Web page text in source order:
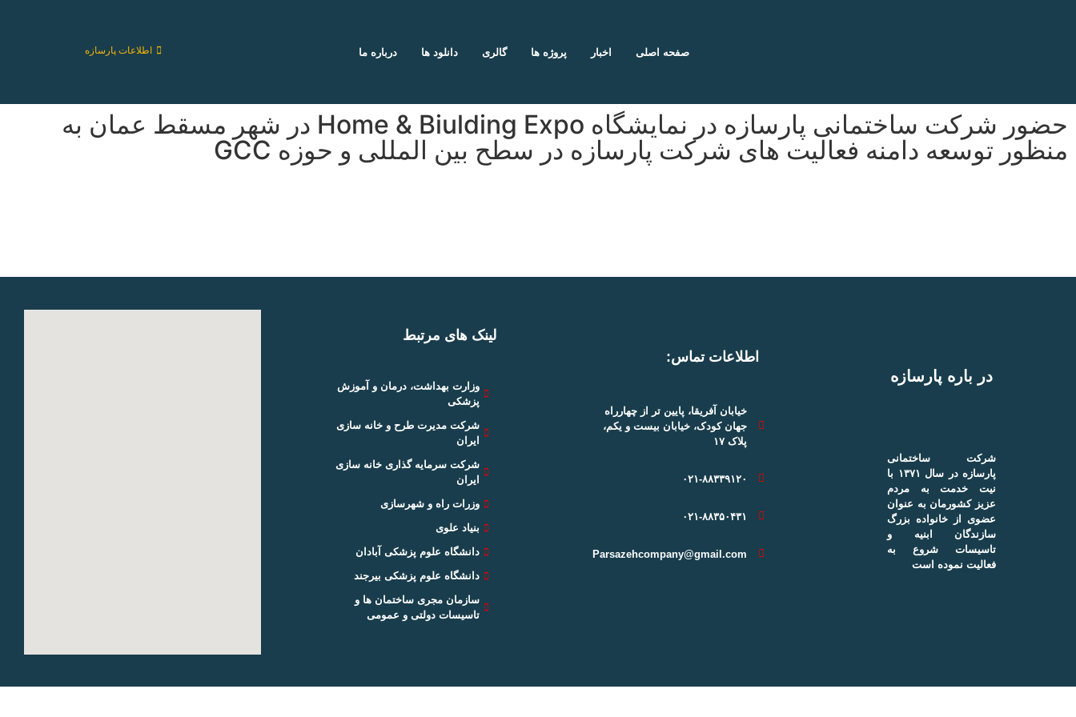
صفحه اصلی اخبار پروژه ها گالری دانلود ها درباره ما اطلاعات پارسازه
حضور شرکت ساختمانی پارسازه در نمایشگاه Home & Biulding Expo در شهر مسقط عمان به
منظور توسعه دامنه فعالیت های شرکت پارسازه در سطح بین المللی و حوزه GCC
در باره پارسازه
شرکت ساختمانی
پارسازه در سال ۱۳۷۱ با
نیت خدمت به مردم
عزیز کشورمان به عنوان
عضوی از خانواده بزرگ
سازندگان ابنیه و
تاسیسات شروع به
فعالیت نموده است
اطلاعات تماس:
خیابان آفریقا، پایین تر از چهارراه
جهان کودک، خیابان بیست و یکم،
پلاک ۱۷
۰۲۱-۸۸۳۳۹۱۲۰
۰۲۱-۸۸۳۵۰۴۳۱
Parsazehcompany@gmail.com
لینک های مرتبط
وزارت بهداشت، درمان و آموزش
پزشکی
شرکت مدیرت طرح و خانه سازی
ایران
شرکت سرمایه گذاری خانه سازی
ایران
وزرات راه و شهرسازی
بنیاد علوی
دانشگاه علوم پزشکی آبادان
دانشگاه علوم پزشکی بیرجند
سازمان مجری ساختمان ها و
تاسیسات دولتی و عمومی